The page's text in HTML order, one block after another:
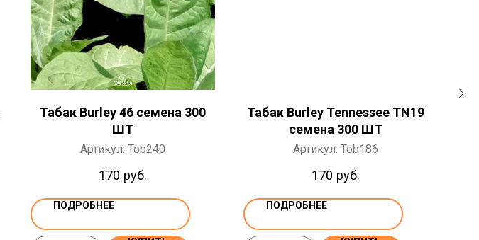
Табак Burley 46 семена 300
ШТ
Артикул: Tob240
170 руб.
ПОДРОБНЕЕ
Табак Burley Tennessee TN19
семена 300 ШТ
Артикул: Tob186
170 руб.
ПОДРОБНЕЕ